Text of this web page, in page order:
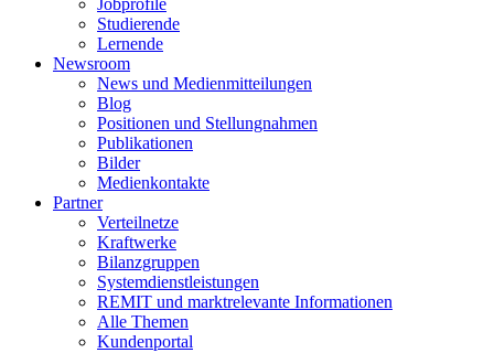
Jobprofile
Studierende
Lernende
Newsroom
News und Medienmitteilungen
Blog
Positionen und Stellungnahmen
Publikationen
Bilder
Medienkontakte
Partner
Verteilnetze
Kraftwerke
Bilanzgruppen
Systemdienstleistungen
REMIT und marktrelevante Informationen
Alle Themen
Kundenportal